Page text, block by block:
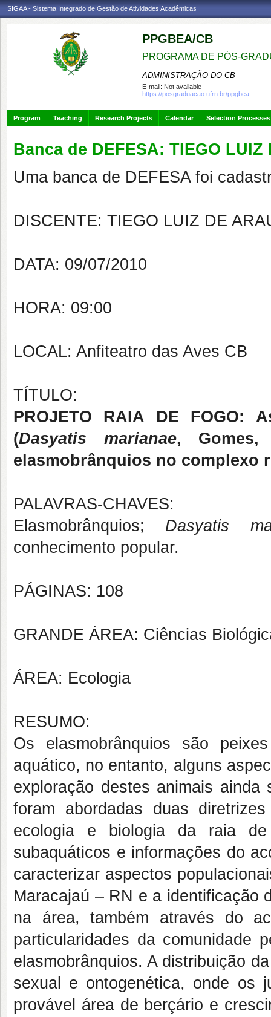
SIGAA - Sistema Integrado de Gestão de Atividades Acadêmicas
PPGBEA/CB
PROGRAMA DE PÓS-
ADMINISTRAÇÃO DO CB
E-mail: Not available
https://posgraduacao.ufrn.br/ppgbea
Program Teaching Research Projects Calendar Selection Processes
Banca de DEFESA: TIEGO
Uma banca de DEFESA foi
DISCENTE: TIEGO LUIZ DE
DATA: 09/07/2010
HORA: 09:00
LOCAL: Anfiteatro das Aves CB
TÍTULO:
PROJETO RAIA DE FOGO:
(Dasyatis marianae,
elasmobrânquios no complexo
PALAVRAS-CHAVES:
Elasmobrânquios; Dasyatis
conhecimento popular.
PÁGINAS: 108
GRANDE ÁREA: Ciências
ÁREA: Ecologia
RESUMO:
Os elasmobrânquios são
aquático, no entanto, alguns
exploração destes animais
foram abordadas duas
ecologia e biologia da raia
subaquáticos e informações do
caracterizar aspectos
Maracajaú – RN e a identificação
na área, também através do
particularidades da comunidade
elasmobrânquios. A distribuição
sexual e ontogenética, onde os
provável área de berçário e